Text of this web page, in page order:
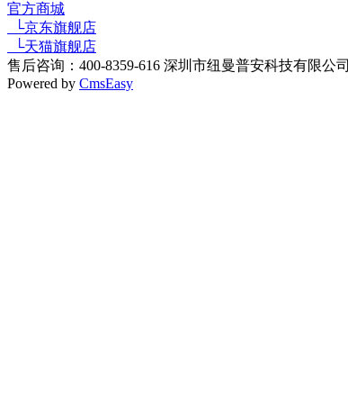
官方商城
└京东旗舰店
└天猫旗舰店
售后咨询：400-8359-616 深圳市纽曼普安科技有限公司
Powered by CmsEasy